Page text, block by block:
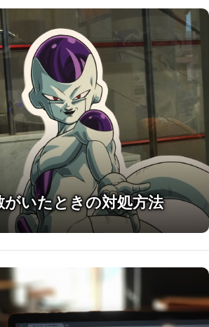
がいたときの対処方法